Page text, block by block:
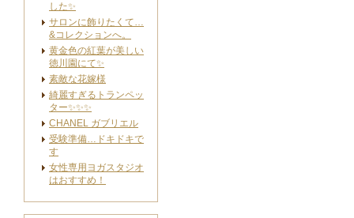
した✨
サロンに飾りたくて…
&コレクションへ。
黄金色の紅葉が美しい
徳川園にて✨
素敵な花嫁様
綺麗すぎるトランペッ
ター✨✨✨
CHANEL ガブリエル
受験準備…ドキドキで
す
女性専用ヨガスタジオ
はおすすめ！